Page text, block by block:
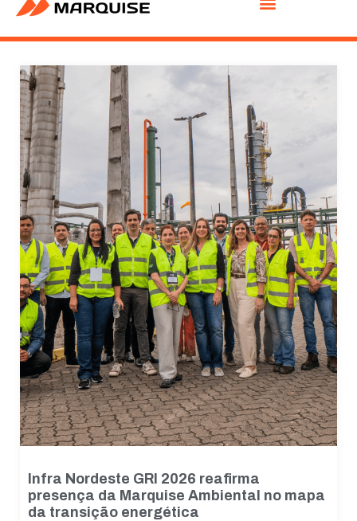
Infra Nordeste GRI 2026 reafirma
presença da Marquise Ambiental no mapa
da transição energética